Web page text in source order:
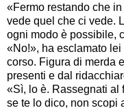
«Fermo restando che
vede quel che ci vede.
ogni modo è possibile,
«No!», ha esclamato
corso. Figura di merda
presenti e dal
«Sì, lo è. Rassegnati al
se te lo dico, non scopi